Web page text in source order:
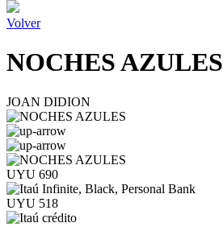
Volver
NOCHES AZULES
JOAN DIDION
UYU 690
UYU 518